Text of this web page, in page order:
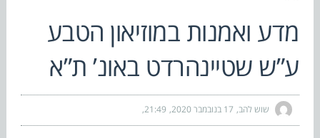
מדע ואמנות במוזיאון הטבע
ע”ש שטיינהרדט באונ’ ת”א
שוש להב 17 בנובמבר 2020 21:49